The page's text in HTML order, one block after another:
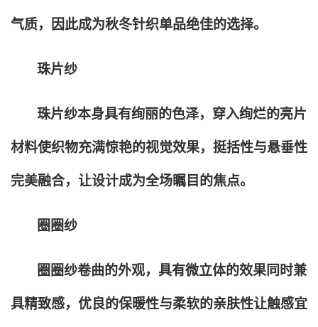
气质，因此成为秋冬针织单品绝佳的选择。
珠片纱
珠片纱本身具有绚丽的色泽，穿入绚烂的亮片
材料使织物充满惊艳的视觉效果，挺括性与悬垂性
完美融合，让设计成为全场瞩目的焦点。
圈圈纱
圈圈纱卷曲的外观，具有微立体的效果同时兼
具精致感，优良的保暖性与柔软的亲肤性让触感宜